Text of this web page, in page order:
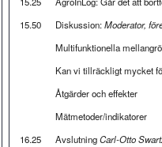
15.50
Diskussion:Moderator,
Multifunktionella
Kan vi tillräckligt mycket
Åtgärder och effekter
Mätmetoder/indikatorer
16.25
AvslutningCarl-Otto